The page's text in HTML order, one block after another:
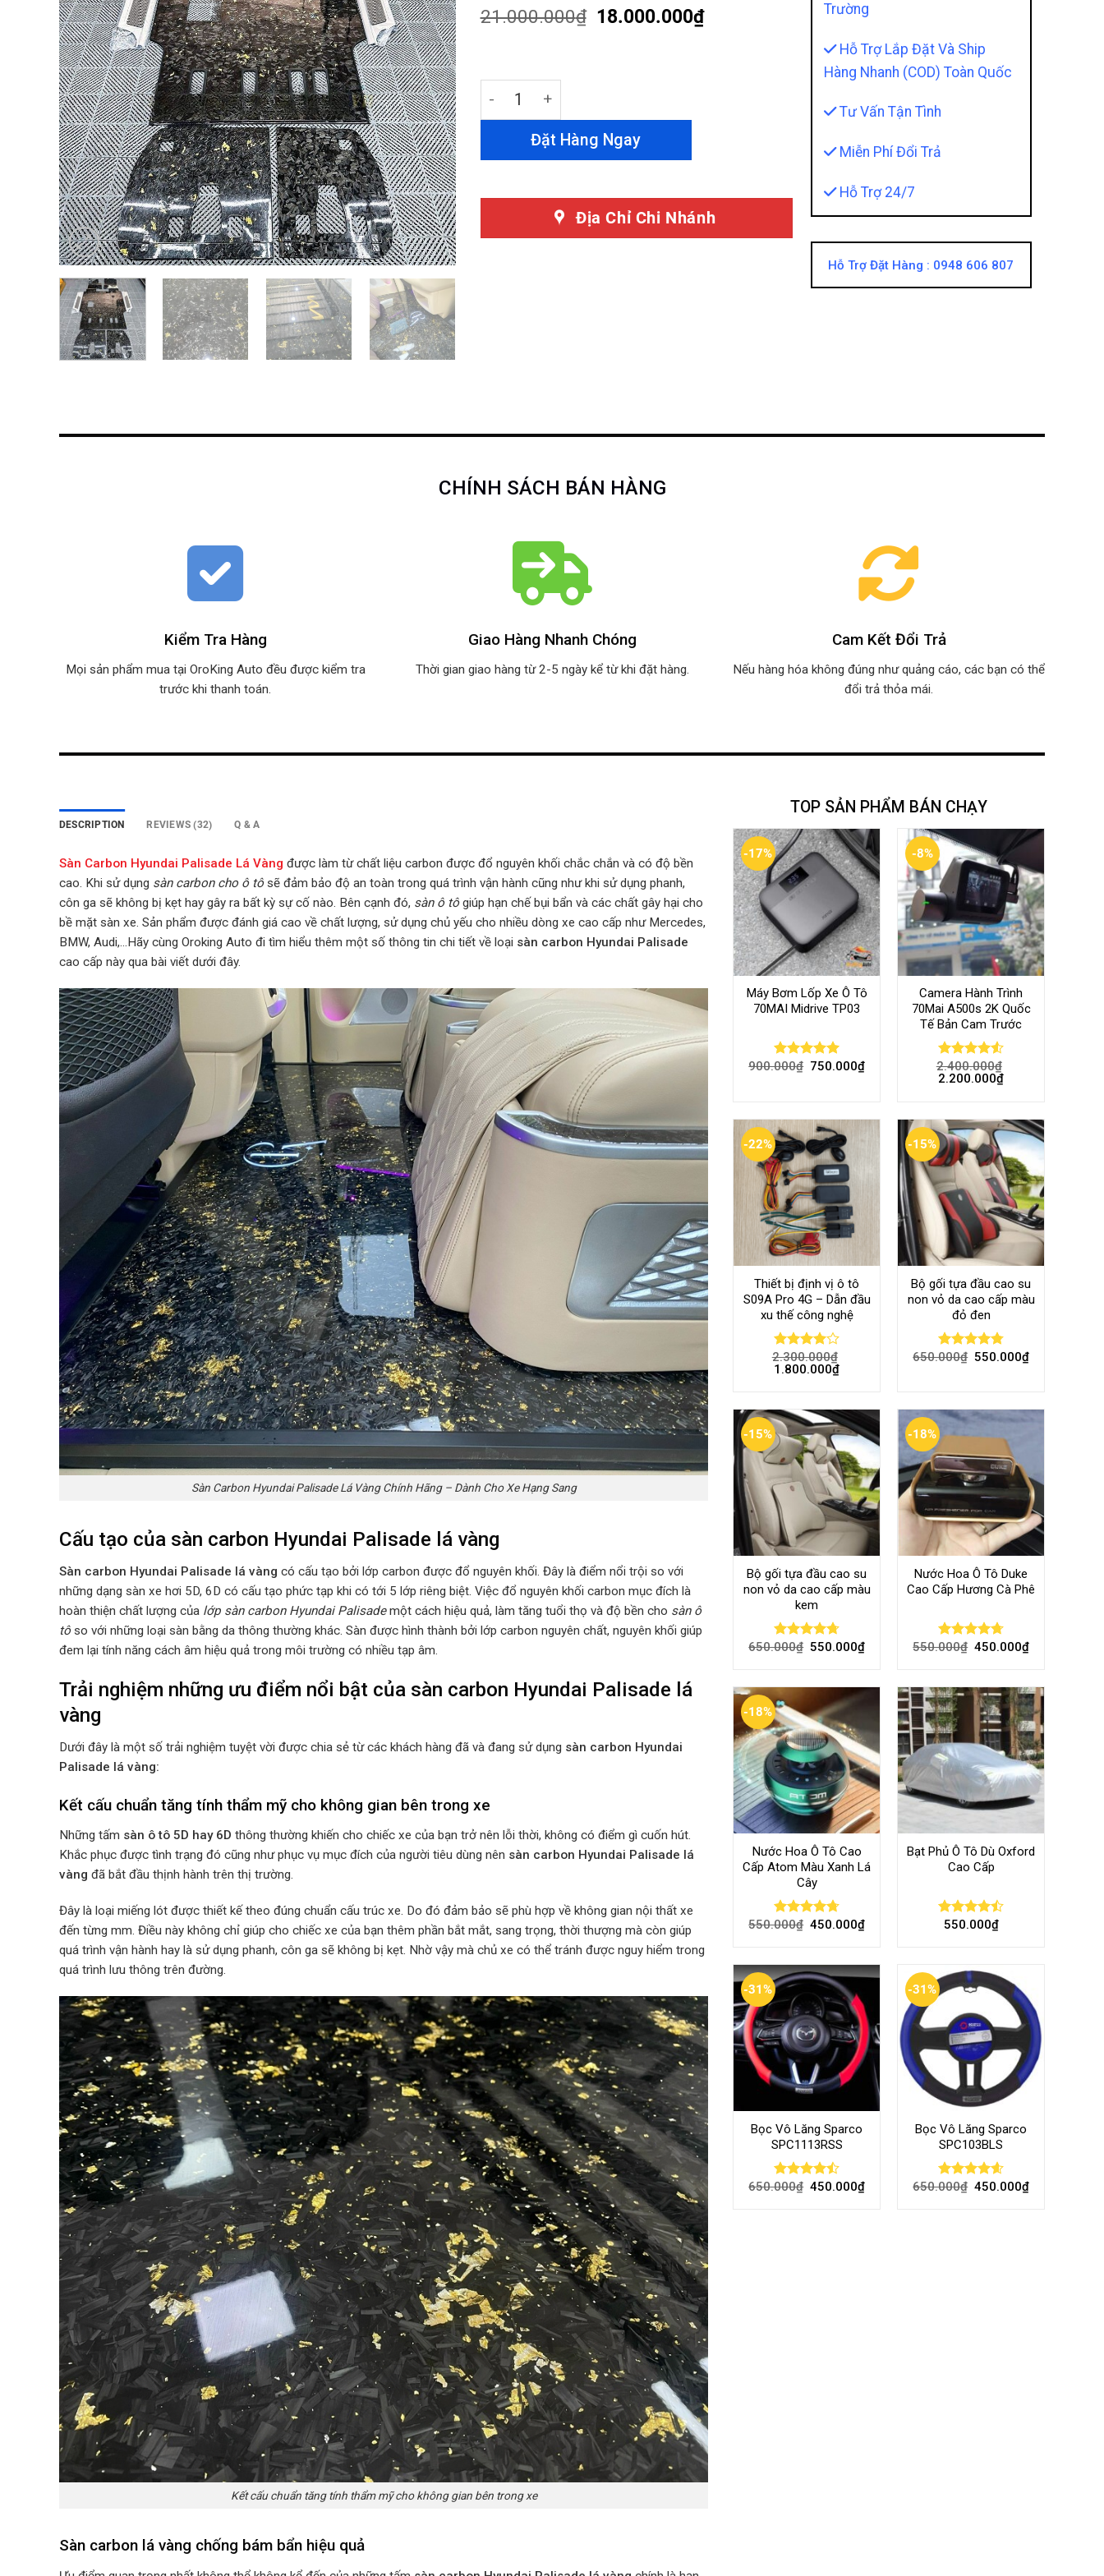
customer
ratings
21.000.000₫ 18.000.000₫
Sàn Carbon Hyundai Palisade Lá Vàng - Dành Cho Xe Hạng Sang quantity
Đặt Hàng Ngay
Địa Chỉ Chi Nhánh
Trường
Hỗ Trợ Lắp Đặt Và Ship
Hàng Nhanh (COD) Toàn Quốc
Tư Vấn Tận Tình
Miễn Phí Đổi Trả
Hỗ Trợ 24/7
Hỗ Trợ Đặt Hàng : 0948 606 807
CHÍNH SÁCH BÁN HÀNG
Kiểm Tra Hàng
Mọi sản phẩm mua tại OroKing Auto đều được kiểm tra
trước khi thanh toán.
Giao Hàng Nhanh Chóng
Thời gian giao hàng từ 2-5 ngày kể từ khi đặt hàng.
Cam Kết Đổi Trả
Nếu hàng hóa không đúng như quảng cáo, các bạn có thể
đổi trả thỏa mái.
DESCRIPTION REVIEWS (32) Q & A
Sàn Carbon Hyundai Palisade Lá Vàng được làm từ chất liệu carbon được đổ nguyên khối chắc chắn và có độ bền
cao. Khi sử dụng sàn carbon cho ô tôsẽ đảm bảo độ an toàn trong quá trình vận hành cũng như khi sử dụng phanh,
côn ga sẽ không bị kẹt hay gây ra bất kỳ sự cố nào. Bên cạnh đó, sàn ô tôgiúp hạn chế bụi bẩn và các chất gây hại cho
bề mặt sàn xe. Sản phẩm được đánh giá cao về chất lượng, sử dụng chủ yếu cho nhiều dòng xe cao cấp như Mercedes,
BMW, Audi,…Hãy cùng Oroking Auto đi tìm hiểu thêm một số thông tin chi tiết về loại sàn carbon Hyundai Palisade
cao cấp này qua bài viết dưới đây.
Sàn Carbon Hyundai Palisade Lá Vàng Chính Hãng – Dành Cho Xe Hạng Sang
Cấu tạo của sàn carbon Hyundai Palisade lá vàng
Sàn carbon Hyundai Palisade lá vàng có cấu tạo bởi lớp carbon được đổ nguyên khối. Đây là điểm nổi trội so với
những dạng sàn xe hơi 5D, 6D có cấu tạo phức tạp khi có tới 5 lớp riêng biệt. Việc đổ nguyên khối carbon mục đích là
hoàn thiện chất lượng của lớp sàn carbon Hyundai Palisademột cách hiệu quả, làm tăng tuổi thọ và độ bền cho sàn ô
tôso với những loại sàn bằng da thông thường khác. Sàn được hình thành bởi lớp carbon nguyên chất, nguyên khối giúp
đem lại tính năng cách âm hiệu quả trong môi trường có nhiều tạp âm.
Trải nghiệm những ưu điểm nổi bật của sàn carbon Hyundai Palisade lá
vàng
Dưới đây là một số trải nghiệm tuyệt vời được chia sẻ từ các khách hàng đã và đang sử dụng sàn carbon Hyundai
Palisade lá vàng:
Kết cấu chuẩn tăng tính thẩm mỹ cho không gian bên trong xe
Những tấm sàn ô tô 5D hay 6D thông thường khiến cho chiếc xe của bạn trở nên lỗi thời, không có điểm gì cuốn hút.
Khắc phục được tình trạng đó cũng như phục vụ mục đích của người tiêu dùng nên sàn carbon Hyundai Palisade lá
vàng đã bắt đầu thịnh hành trên thị trường.
Đây là loại miếng lót được thiết kế theo đúng chuẩn cấu trúc xe. Do đó đảm bảo sẽ phù hợp về không gian nội thất xe
đến từng mm. Điều này không chỉ giúp cho chiếc xe của bạn thêm phần bắt mắt, sang trọng, thời thượng mà còn giúp
quá trình vận hành hay là sử dụng phanh, côn ga sẽ không bị kẹt. Nhờ vậy mà chủ xe có thể tránh được nguy hiểm trong
quá trình lưu thông trên đường.
Kết cấu chuẩn tăng tính thẩm mỹ cho không gian bên trong xe
Sàn carbon lá vàng chống bám bẩn hiệu quả
TOP SẢN PHẨM BÁN CHẠY
-17%
Máy Bơm Lốp Xe Ô Tô
70MAI Midrive TP03
Rated 5.00
900.000₫ 750.000₫
-8%
Camera Hành Trình
70Mai A500s 2K Quốc
Tế Bản Cam Trước
Rated4.56
out of 5
2.400.000₫
2.200.000₫
-22%
Thiết bị định vị ô tô
S09A Pro 4G – Dẫn đầu
xu thế công nghệ
Rated
4.00out
2.300.000₫
1.800.000₫
-15%
Bộ gối tựa đầu cao su
non vỏ da cao cấp màu
đỏ đen
Rated4.80
650.000₫ 550.000₫
-15%
Bộ gối tựa đầu cao su
non vỏ da cao cấp màu
kem
Rated4.70
650.000₫ 550.000₫
-18%
Nước Hoa Ô Tô Duke
Cao Cấp Hương Cà Phê
Rated4.70
550.000₫ 450.000₫
-18%
Nước Hoa Ô Tô Cao
Cấp Atom Màu Xanh Lá
Cây
Rated4.70
550.000₫ 450.000₫
Bạt Phủ Ô Tô Dù Oxford
Cao Cấp
Rated
550.000₫
-31%
Bọc Vô Lăng Sparco
SPC1113RSS
Rated
650.000₫ 450.000₫
-31%
Bọc Vô Lăng Sparco
SPC103BLS
Rated4.57
650.000₫ 450.000₫